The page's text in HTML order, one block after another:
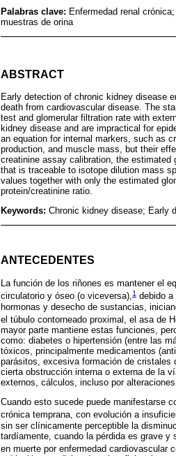
Palabras clave: Enfermedad renal
muestras de orina
ABSTRACT
Early detection of chronic kidney disease
death from cardiovascular disease. The
test and glomerular filtration rate with
kidney disease and are impractical for
an equation for internal markers, such as
production, and muscle mass, but their
creatinine assay calibration, the estimated
that is traceable to isotope dilution mass
values together with only the estimated
protein/creatinine ratio.
Keywords: Chronic kidney disease; Early
ANTECEDENTES
La función de los riñones es mantener el
circulatorio y óseo (o viceversa),1 debido
hormonas y desecho de sustancias,
el túbulo contorneado proximal, el asa de
mayor parte mantiene estas funciones,
como: diabetes o hipertensión (entre las
tóxicos, principalmente medicamentos
parásitos, excesiva formación de cristales
cierta obstrucción interna o externa de la
externos, cálculos, incluso por
Cuando esto sucede puede manifestarse
crónica temprana, con evolución a
sin ser clínicamente perceptible la
tardíamente, cuando la pérdida es grave
en muerte por enfermedad cardiovascular